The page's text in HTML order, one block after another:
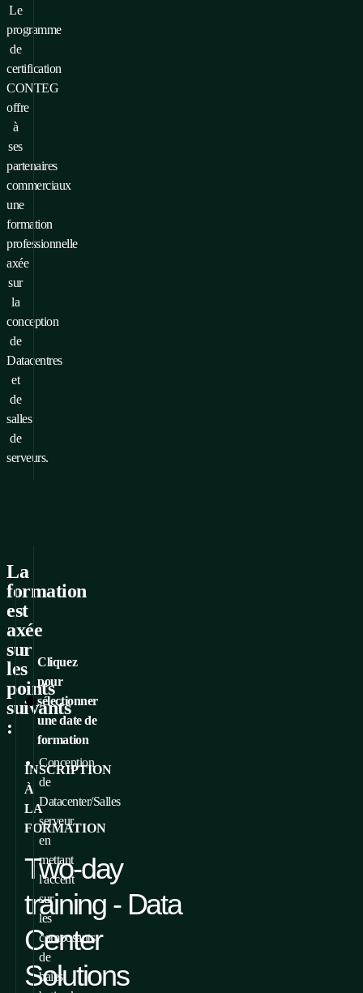
Le
programme
de
certification
CONTEG
offre
à
ses
partenaires
commerciaux
une
formation
professionnelle
axée
sur
la
conception
de
Datacentres
et
de
salles
de
serveurs.
La
formation
est
axée
sur
les
points
suivants
:
Conception
de
Datacenter/Salles
serveur
en
mettant
l'accent
sur
les
composants
de
baies,
Cliquez
pour
sélectionner
une date de
formation
INSCRIPTION
À
LA
FORMATION
Two-day
training - Data
Center
Solutions